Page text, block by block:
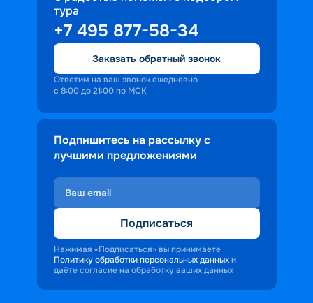
доброжелательность и заинтересованность
персонала корабля в каждом госте.
Ступая на борт теплохода, пассажиры
попадают в совершенно иную атмосферу,
где властвует тяга к приключениям и
открытиям.
тура
+7 495 877-58-34
Заказать обратный звонок
Ответим на ваш звонок ежедневно
с 8:00 до 21:00 по МСК
Подпишитесь на рассылку с
лучшими предложениями
Подписаться
Нажимая «Подписаться» вы принимаете
Политику обработки персональных данных и
даёте согласие на обработку ваших данных